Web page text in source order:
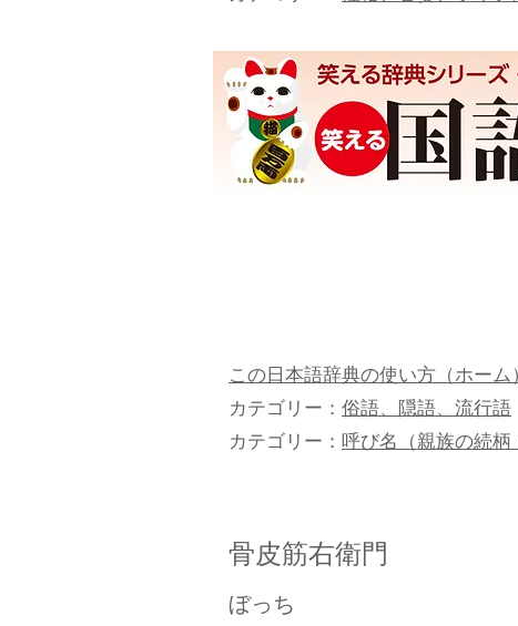
この日本語辞典の使い方（ホーム
カテゴリー： 俗語、隠語、流行語
カテゴリー： 呼び名（親族の続
骨皮筋右衛門
ぼっち